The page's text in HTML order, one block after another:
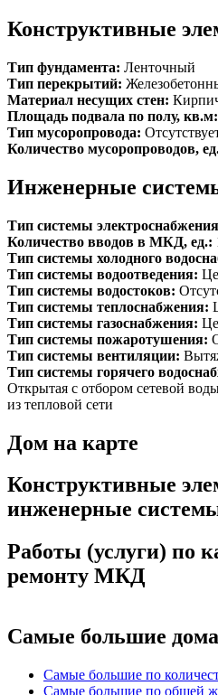
Конструктивные
Тип фундамента: Ленточный
Тип перекрытий:
Материал несущих стен:
Площадь подвала по полу, кв.м:
Тип мусоропровода:
Количество мусоропроводов,
Инженерные
Тип системы
Количество вводов в МКД, ед.:
Тип системы холодного
Тип системы водоотведения:
Тип системы водостоков:
Тип системы теплоснабжения:
Тип системы газоснабжения:
Тип системы пожаротушения:
Тип системы вентиляции:
Тип системы горячего
Открытая с отбором сетевой
из тепловой сети
Дом на карте
Конструктивные
инженерные
Работы (услуги) по
ремонту МКД
Самые большие
Самые большие по
Самые большие по общей